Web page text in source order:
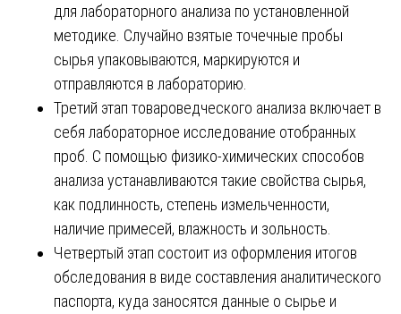
для лабораторного анализа по установленной
методике. Случайно взятые точечные пробы
сырья упаковываются, маркируются и
отправляются в лабораторию.
Третий этап товароведческого анализа включает в
себя лабораторное исследование отобранных
проб. С помощью физико-химических способов
анализа устанавливаются такие свойства сырья,
как подлинность, степень измельченности,
наличие примесей, влажность и зольность.
Четвертый этап состоит из оформления итогов
обследования в виде составления аналитического
паспорта, куда заносятся данные о сырье и